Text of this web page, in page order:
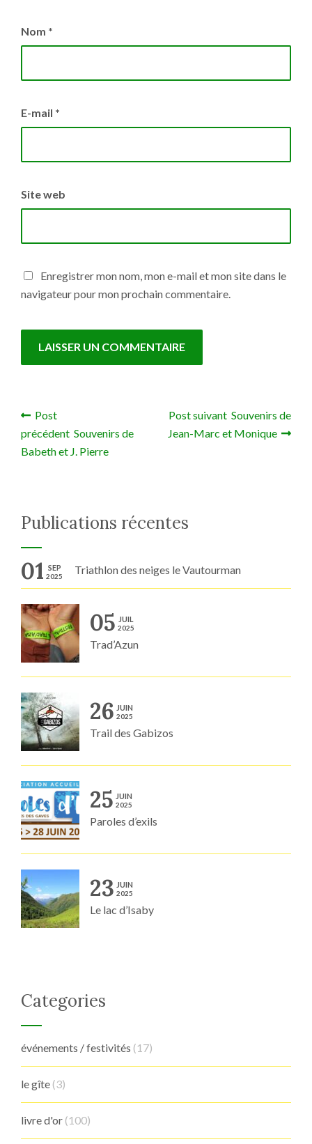
Nom *
E-mail *
Site web
Enregistrer mon nom, mon e-mail et mon site dans le
navigateur pour mon prochain commentaire.
Navigation de l’article
Post
précédent Souvenirs de
Babeth et J. Pierre
Post suivant Souvenirs de
Jean-Marc et Monique
Publications récentes
01 SEP
2025 Triathlon des neiges le Vautourman
05 JUIL
2025
Trad’Azun
26 JUIN
2025
Trail des Gabizos
25 JUIN
2025
Paroles d’exils
23 JUIN
2025
Le lac d’Isaby
Categories
événements / festivités (17)
le gîte (3)
livre d'or (100)